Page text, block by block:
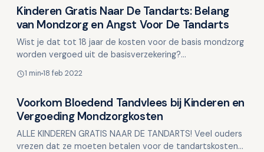
Kinderen en mondgezondheid
Kinderen Gratis Naar De Tandarts: Belang
van Mondzorg en Angst Voor De Tandarts
Wist je dat tot 18 jaar de kosten voor de basis mondzorg
worden vergoed uit de basisverzekering?
gezondheid en e…
1 min 18 feb 2022
Kinderen en mondgezondheid
Voorkom Bloedend Tandvlees bij Kinderen en
Vergoeding Mondzorgkosten
ALLE KINDEREN GRATIS NAAR DE TANDARTS! Veel ouders
vrezen dat ze moeten betalen voor de tandartskosten